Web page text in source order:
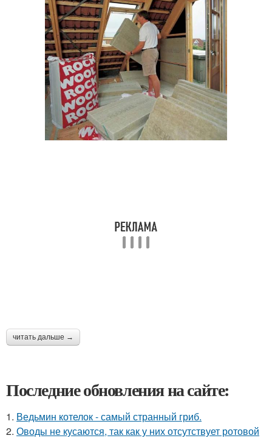
читать дальше →
Последние обновления на сайте:
1. Ведьмин котелок - самый странный гриб.
2. Оводы не кусаются, так как у них отсутствует ротовой